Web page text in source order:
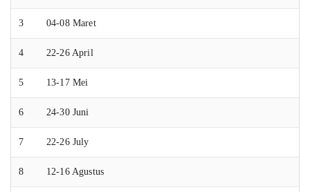
3 04-08 Maret
4 22-26 April
5 13-17 Mei
6 24-30 Juni
7 22-26 July
8 12-16 Agustus